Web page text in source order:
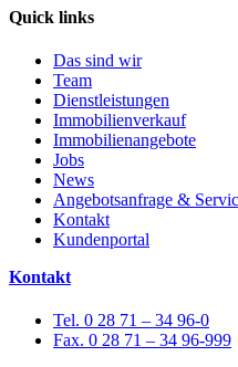
Quick links
Das sind wir
Team
Dienstleistungen
Immobilienverkauf
Immobilienangebote
Jobs
News
Angebotsanfrage &
Kontakt
Kundenportal
Kontakt
Tel. 0 28 71 – 34 96-0
Fax. 0 28 71 – 34 96-999